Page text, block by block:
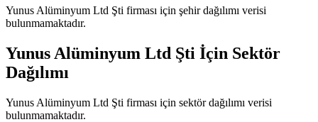
Yunus Alüminyum Ltd Şti firması için şehir dağılımı verisi
bulunmamaktadır.
Yunus Alüminyum Ltd Şti İçin Sektör
Dağılımı
Yunus Alüminyum Ltd Şti firması için sektör dağılımı verisi
bulunmamaktadır.